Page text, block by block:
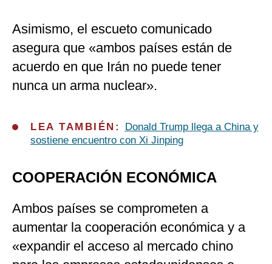
Asimismo, el escueto comunicado
asegura que «ambos países están de
acuerdo en que Irán no puede tener
nunca un arma nuclear».
LEA TAMBIÉN:
Donald Trump llega a China y
sostiene encuentro con Xi Jinping
COOPERACIÓN ECONÓMICA
Ambos países se comprometen a
aumentar la cooperación económica y a
«expandir el acceso al mercado chino